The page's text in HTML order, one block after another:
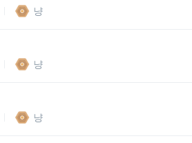
냥
냥
냥